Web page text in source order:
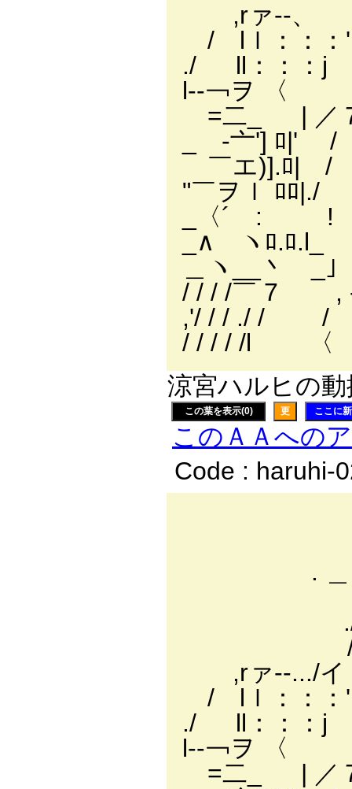
,rァ‐-
/ lｌ：
./ ll：：
l-‐￢
=二_ |
_ -亠
￣エ)].
"￣ヲｌ ﾛ
_〈´ :
_∧ ヽﾛ.ﾛ
＿ヽ
/ / / /￣ 7 ,
,'/ /
/ /
涼宮ハルヒの
この葉を表示(0) 更 ここに
このＡＡへの
Code : haruhi-
. ＿
./ / /
/ / /
,rァ‐-.../
/ lｌ：：
./ ll：：：
l-‐￢
=二_ |